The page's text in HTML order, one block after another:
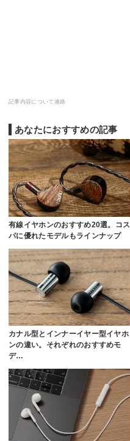
記事内容について連絡
あなたにおすすめの記事
有線イヤホンのおすすめ20選。コス
パに優れたモデルもラインナップ
カナル型とインナーイヤー型イヤホ
ンの違い。それぞれのおすすめモ
デ…